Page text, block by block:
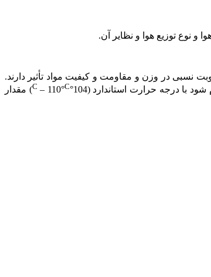
نوع توزیع هوا و نظایر آن.
نسبی در وزن و مقاومت و کیفیت مواد تأثیر دارند.
C – 110°C
) مقدار